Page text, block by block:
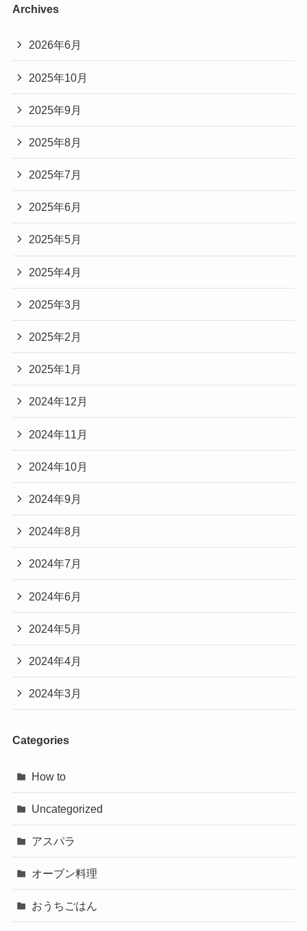
Archives
2026年6月
2025年10月
2025年9月
2025年8月
2025年7月
2025年6月
2025年5月
2025年4月
2025年3月
2025年2月
2025年1月
2024年12月
2024年11月
2024年10月
2024年9月
2024年8月
2024年7月
2024年6月
2024年5月
2024年4月
2024年3月
Categories
How to
Uncategorized
アスパラ
オーブン料理
おうちごはん